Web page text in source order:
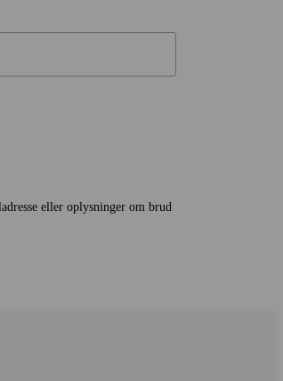
eller oplysninger om brud